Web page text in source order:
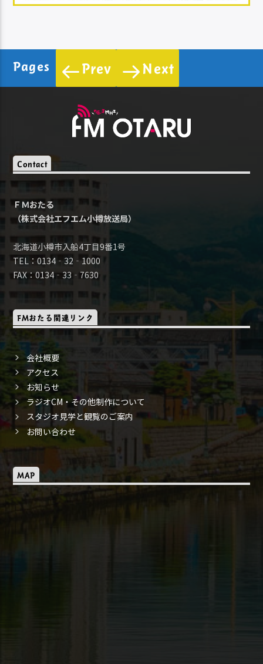
Pages Prev Next
Contact
ＦＭおたる
（株式会社エフエム小樽放送局）
北海道小樽市入船4丁目9番1号
TEL：0134‐32‐1000
FAX：0134‐33‐7630
FMおたる関連リンク
会社概要
アクセス
お知らせ
ラジオCM・その他制作について
スタジオ見学と観覧のご案内
お問い合わせ
MAP